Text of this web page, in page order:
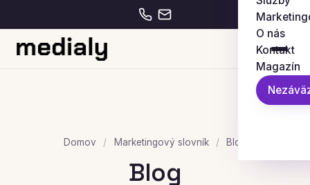
O nás
Kontakt
Magazín
Domov / Marketingový slovník / Blog
Blog